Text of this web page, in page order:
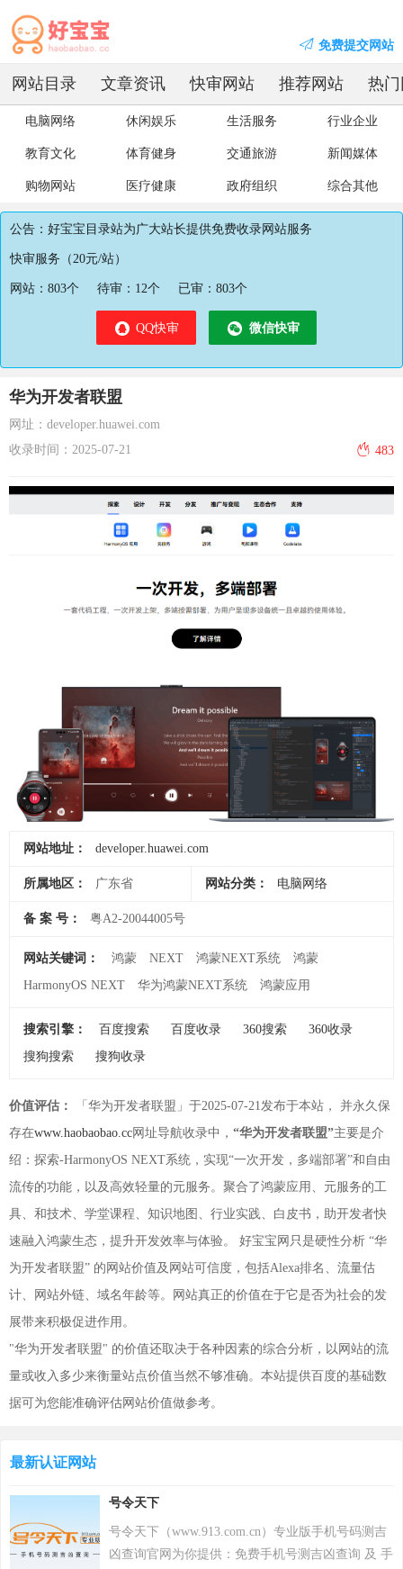
免费提交网站
网站目录 文章资讯 快审网站 推荐网站 热
电脑网络 休闲娱乐 生活服务 行业企业
教育文化 体育健身 交通旅游 新闻媒体
购物网站 医疗健康 政府组织 综合其他
公告：好宝宝目录站为广大站长提供免费收录网站服务
快审服务（20元/站）
网站： 803个 待审： 12个 已审： 803个
QQ快审 微信快审
华为开发者联盟
网址：developer.huawei.com
收录时间：2025-07-21
483
网站地址： developer.huawei.com
所属地区： 广东省 网站分类： 电脑网络
备 案 号： 粤A2-20044005号
网站关键词： 鸿蒙 NEXT 鸿蒙NEXT系统
鸿蒙
HarmonyOS NEXT
华为鸿蒙NEXT系统 鸿蒙应用
搜索引擎： 百度搜索 百度收录 360搜索
360收录
搜狗搜索
搜狗收录
价值评估：
「华为开发者联盟」于2025-07-21发布于本站， 并永久保
存在www.haobaobao.cc网址导航收录中， “华为开发者联盟”主要是介
绍：探索-HarmonyOS NEXT系统，实现“一次开发，多端部署”和自由
流传的功能，以及高效轻量的元服务。聚合了鸿蒙应用、元服务的工
具、和技术、学堂课程、知识地图、行业实践、白皮书，助开发者快
速融入鸿蒙生态，提升开发效率与体验。 好宝宝网只是硬性分析 “华
为开发者联盟” 的网站价值及网站可信度，包括Alexa排名、流量估
计、网站外链、域名年龄等。网站真正的价值在于它是否为社会的发
展带来积极促进作用。
"华为开发者联盟" 的价值还取决于各种因素的综合分析，以网站的流
量或收入多少来衡量站点价值当然不够准确。本站提供百度的基础数
据可为您能准确评估网站价值做参考。
最新认证网站
号令天下
号令天下（www.913.com.cn）专业版手机号码测吉
凶查询官网为你提供：免费手机号测吉凶查询 及 手